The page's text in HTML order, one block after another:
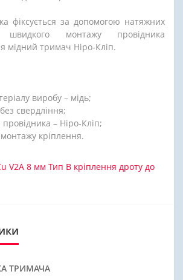
фіксується за допомогою натяжних
монтажу провідника
мідний тримач Ніро-Кліп.
виробу – мідь;
свердління;
– Ніро-Кліп;
кріплення.
V2A 8 мм Тип В кріплення дроту до
ТРИМАЧА